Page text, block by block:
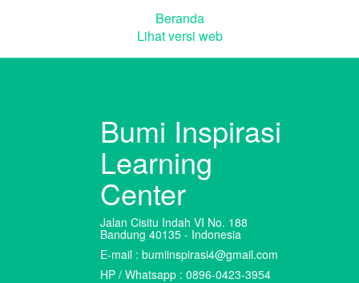
Beranda
Lihat versi web
Bumi Inspirasi
Learning
Center
Jalan Cisitu Indah VI No. 188
Bandung 40135 - Indonesia
E-mail : bumiinspirasi4@gmail.com
HP / Whatsapp : 0896-0423-3954